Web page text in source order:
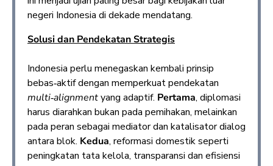
negeri Indonesia di dekade mendatang.
Solusi dan Pendekatan Strategis
Indonesia perlu menegaskan kembali prinsip
bebas‑aktif dengan memperkuat pendekatan
multi‑alignmentyang adaptif. Pertama, diplomasi
harus diarahkan bukan pada pemihakan, melainkan
pada peran sebagai mediator dan katalisator dialog
antara blok. Kedua, reformasi domestik seperti
peningkatan tata kelola, transparansi dan efisiensi